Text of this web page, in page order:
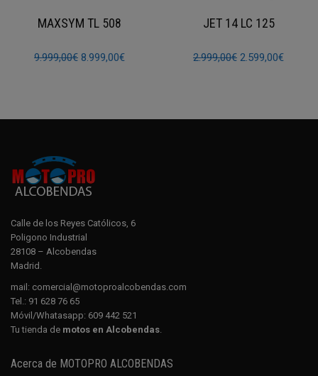
MAXSYM TL 508
9.999,00€ El
9.999,00€.
8.999,00€El
8.999,00€.
JET 14 LC 125
2.999,00€ El
2.999,00€.
2.599,00€El
Calle de los Reyes Católicos, 6
Poligono Industrial
28108 – Alcobendas
Madrid.
mail: comercial@motoproalcobendas.com
Tel.: 91 628 76 65
Móvil/Whatasapp: 609 442 521
Tu tienda de motos en Alcobendas.
Acerca de MOTOPRO ALCOBENDAS